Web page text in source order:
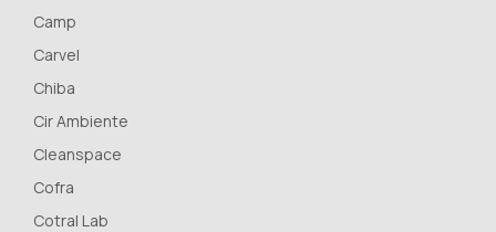
Camp
Carvel
Chiba
Cir Ambiente
Cleanspace
Cofra
Cotral Lab